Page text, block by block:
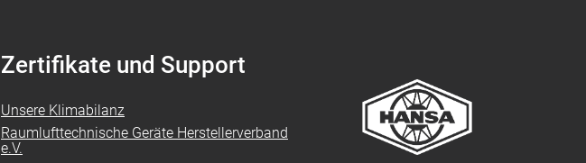
Zertifikate und Support
Unsere Klimabilanz
Raumlufttechnische Geräte Herstellerverband
e.V.